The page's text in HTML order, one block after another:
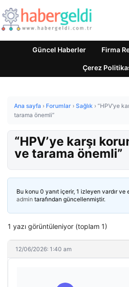
Güncel Haberler Firma
Çerez
Ana sayfa › Forumlar › Sağlık › “HPV’ye
tarama önemli”
“HPV’ye karşı
ve tarama önemli”
Bu konu 0 yanıt içerir, 1 izleyen vardır ve
admin tarafından güncellenmiştir.
1 yazı görüntüleniyor (toplam 1)
12/06/2026: 1:40 am